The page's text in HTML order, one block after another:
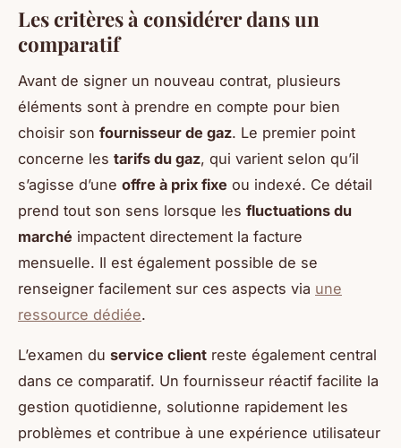
Les critères à considérer dans un
comparatif
Avant de signer un nouveau contrat, plusieurs
éléments sont à prendre en compte pour bien
choisir son fournisseur de gaz. Le premier point
concerne les tarifs du gaz, qui varient selon qu’il
s’agisse d’une offre à prix fixe ou indexé. Ce détail
prend tout son sens lorsque les fluctuations du
marché impactent directement la facture
mensuelle. Il est également possible de se
renseigner facilement sur ces aspects via une
ressource dédiée.
L’examen du service client reste également central
dans ce comparatif. Un fournisseur réactif facilite la
gestion quotidienne, solutionne rapidement les
problèmes et contribue à une expérience utilisateur